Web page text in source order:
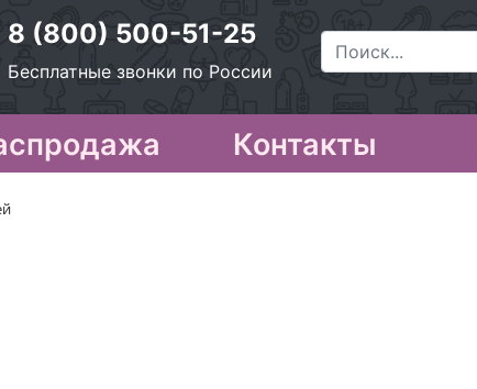
8 (800) 500-51-25
Бесплатные звонки по России
Контакты